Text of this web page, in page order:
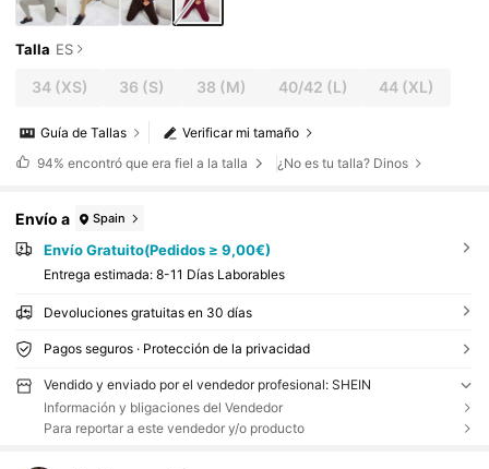
Talla ES
34(XS) 36 (S) 38 (M) 40/42 (L) 44 (XL)
Verificar mi tamaño
Guía de Tallas
94% encontró que era fiel a la talla ¿No es tu talla? Dinos
Envío a Spain
Envío Gratuito(Pedidos ≥ 9,00€)
Entrega estimada: 8-11 Días Laborables
Devoluciones gratuitas en 30 días
Pagos seguros · Protección de la privacidad
Vendido y enviado por el vendedor profesional: SHEIN
Información y bligaciones del Vendedor
Para reportar a este vendedor y/o producto